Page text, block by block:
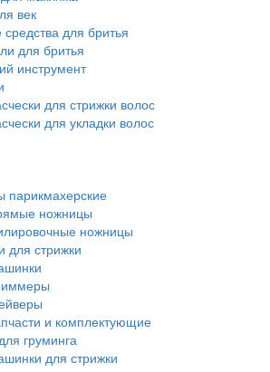
век
для бритья
для бритья
инструмент
для стрижки волос
для укладки волос
парикмахерские
ножницы
ножницы
для стрижки
и комплектующие
груминга
для стрижки